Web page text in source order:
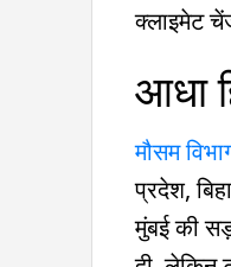
क्लाइमेट
आधा
मौसम
प्रदेश,
मुंबई की